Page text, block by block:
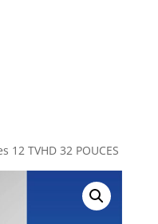
TVHD 32 POUCES